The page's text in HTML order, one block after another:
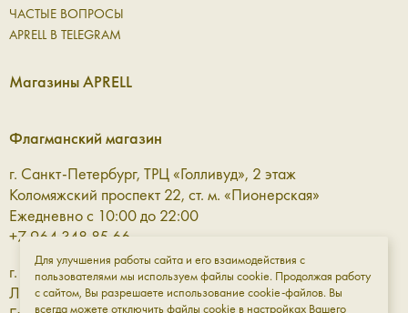
ЧАСТЫЕ ВОПРОСЫ
APRELL В TELEGRAM
Магазины APRELL
Флагманский магазин
г. Санкт-Петербург, ТРЦ «Голливуд», 2 этаж
Коломяжский проспект 22, ст. м. «Пионерская»
Ежедневно с 10:00 до 22:00
+7 964 348 85 66
г. Санкт-Петербург, ТРЦ «Галерея» 3 этаж
Лиговский проспект, 30а, ст. м. «Площадь Восстания»
Для улучшения работы сайта и его взаимодействия с
пользователями мы используем файлы cookie. Продолжая работу
с сайтом, Вы разрешаете использование cookie-файлов. Вы
всегда можете отключить файлы cookie в настройках Вашего